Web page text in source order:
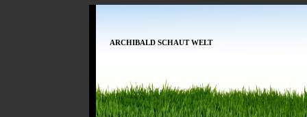
ARCHIBALD SCHAUT WELT